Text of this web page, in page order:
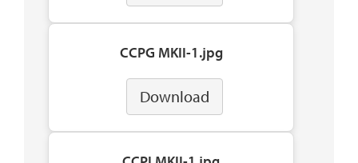
CCPG MKII-1.jpg
Download